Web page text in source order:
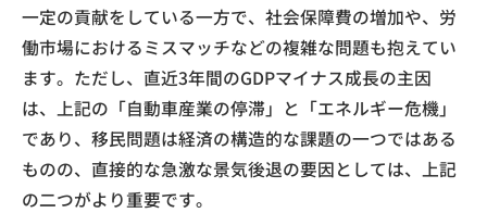
一定の貢献をしている一方で、社会保障費の増加や、労
働市場におけるミスマッチなどの複雑な問題も抱えてい
ます。ただし、直近3年間のGDPマイナス成長の主因
は、上記の「自動車産業の停滞」と「エネルギー危機」
であり、移民問題は経済の構造的な課題の一つではある
ものの、直接的な急激な景気後退の要因としては、上記
の二つがより重要です。